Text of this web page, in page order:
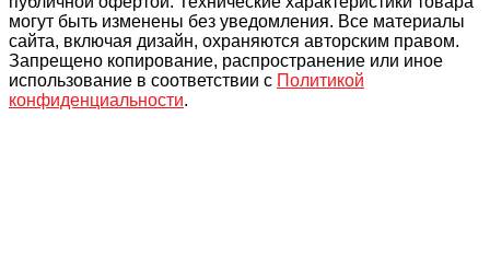
могут быть изменены без уведомления. Все материалы
сайта, включая дизайн, охраняются авторским правом.
Запрещено копирование, распространение или иное
использование в соответствии с Политикой
конфиденциальности.